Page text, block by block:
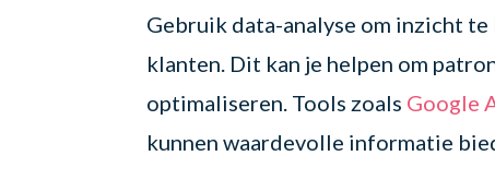
Gebruik data-analyse om inzicht
klanten. Dit kan je helpen om
optimaliseren. Tools zoals Google
kunnen waardevolle informatie